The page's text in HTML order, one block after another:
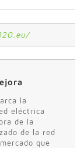
la
eléctrica
de la
de la red
que